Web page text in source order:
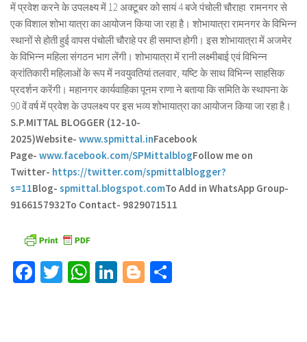
में प्रवेश करने के उपलक्ष्य में 12 अक्टूबर को सायं 4 बजे पंचोली चौराहा रामनगर से
एक विशाल शोभा यात्रा का आयोजन किया जा रहा है। शोभायात्रा रामनगर के विभिन्न
स्थानों से होती हुई वापस पंचोली चौराहे पर ही समाप्त होगी। इस शोभायात्रा में अजमेर
के विभिन्न महिला संगठन भाग लेंगी। शोभायात्रा में रानी लक्ष्मीबाई एवं विभिन्न
क्रांतिकारी महिलाओं के रूप में नवयुवतियां तलवार, यष्टि के साथ विभिन्न साहसिक
प्रदर्शन करेंगी। महानगर कार्यवाहिका पूनम राणा ने बताया कि समिति के स्थापना के
90 वें वर्ष में प्रवेश के उपलक्ष्य पर इस भव्य शोभायात्रा का आयोजन किया जा रहा है।
S.P.MITTAL BLOGGER (12-10-
2025)Website- www.spmittal.inFacebook
Page- www.facebook.com/SPMittalblogFollow me on
Twitter- https://twitter.com/spmittalblogger?
s=11Blog- spmittal.blogspot.comTo Add in WhatsApp Group-
9166157932To Contact- 9829071511
Facebook
TwitterWhatsApp
LinkedIn
Blogger